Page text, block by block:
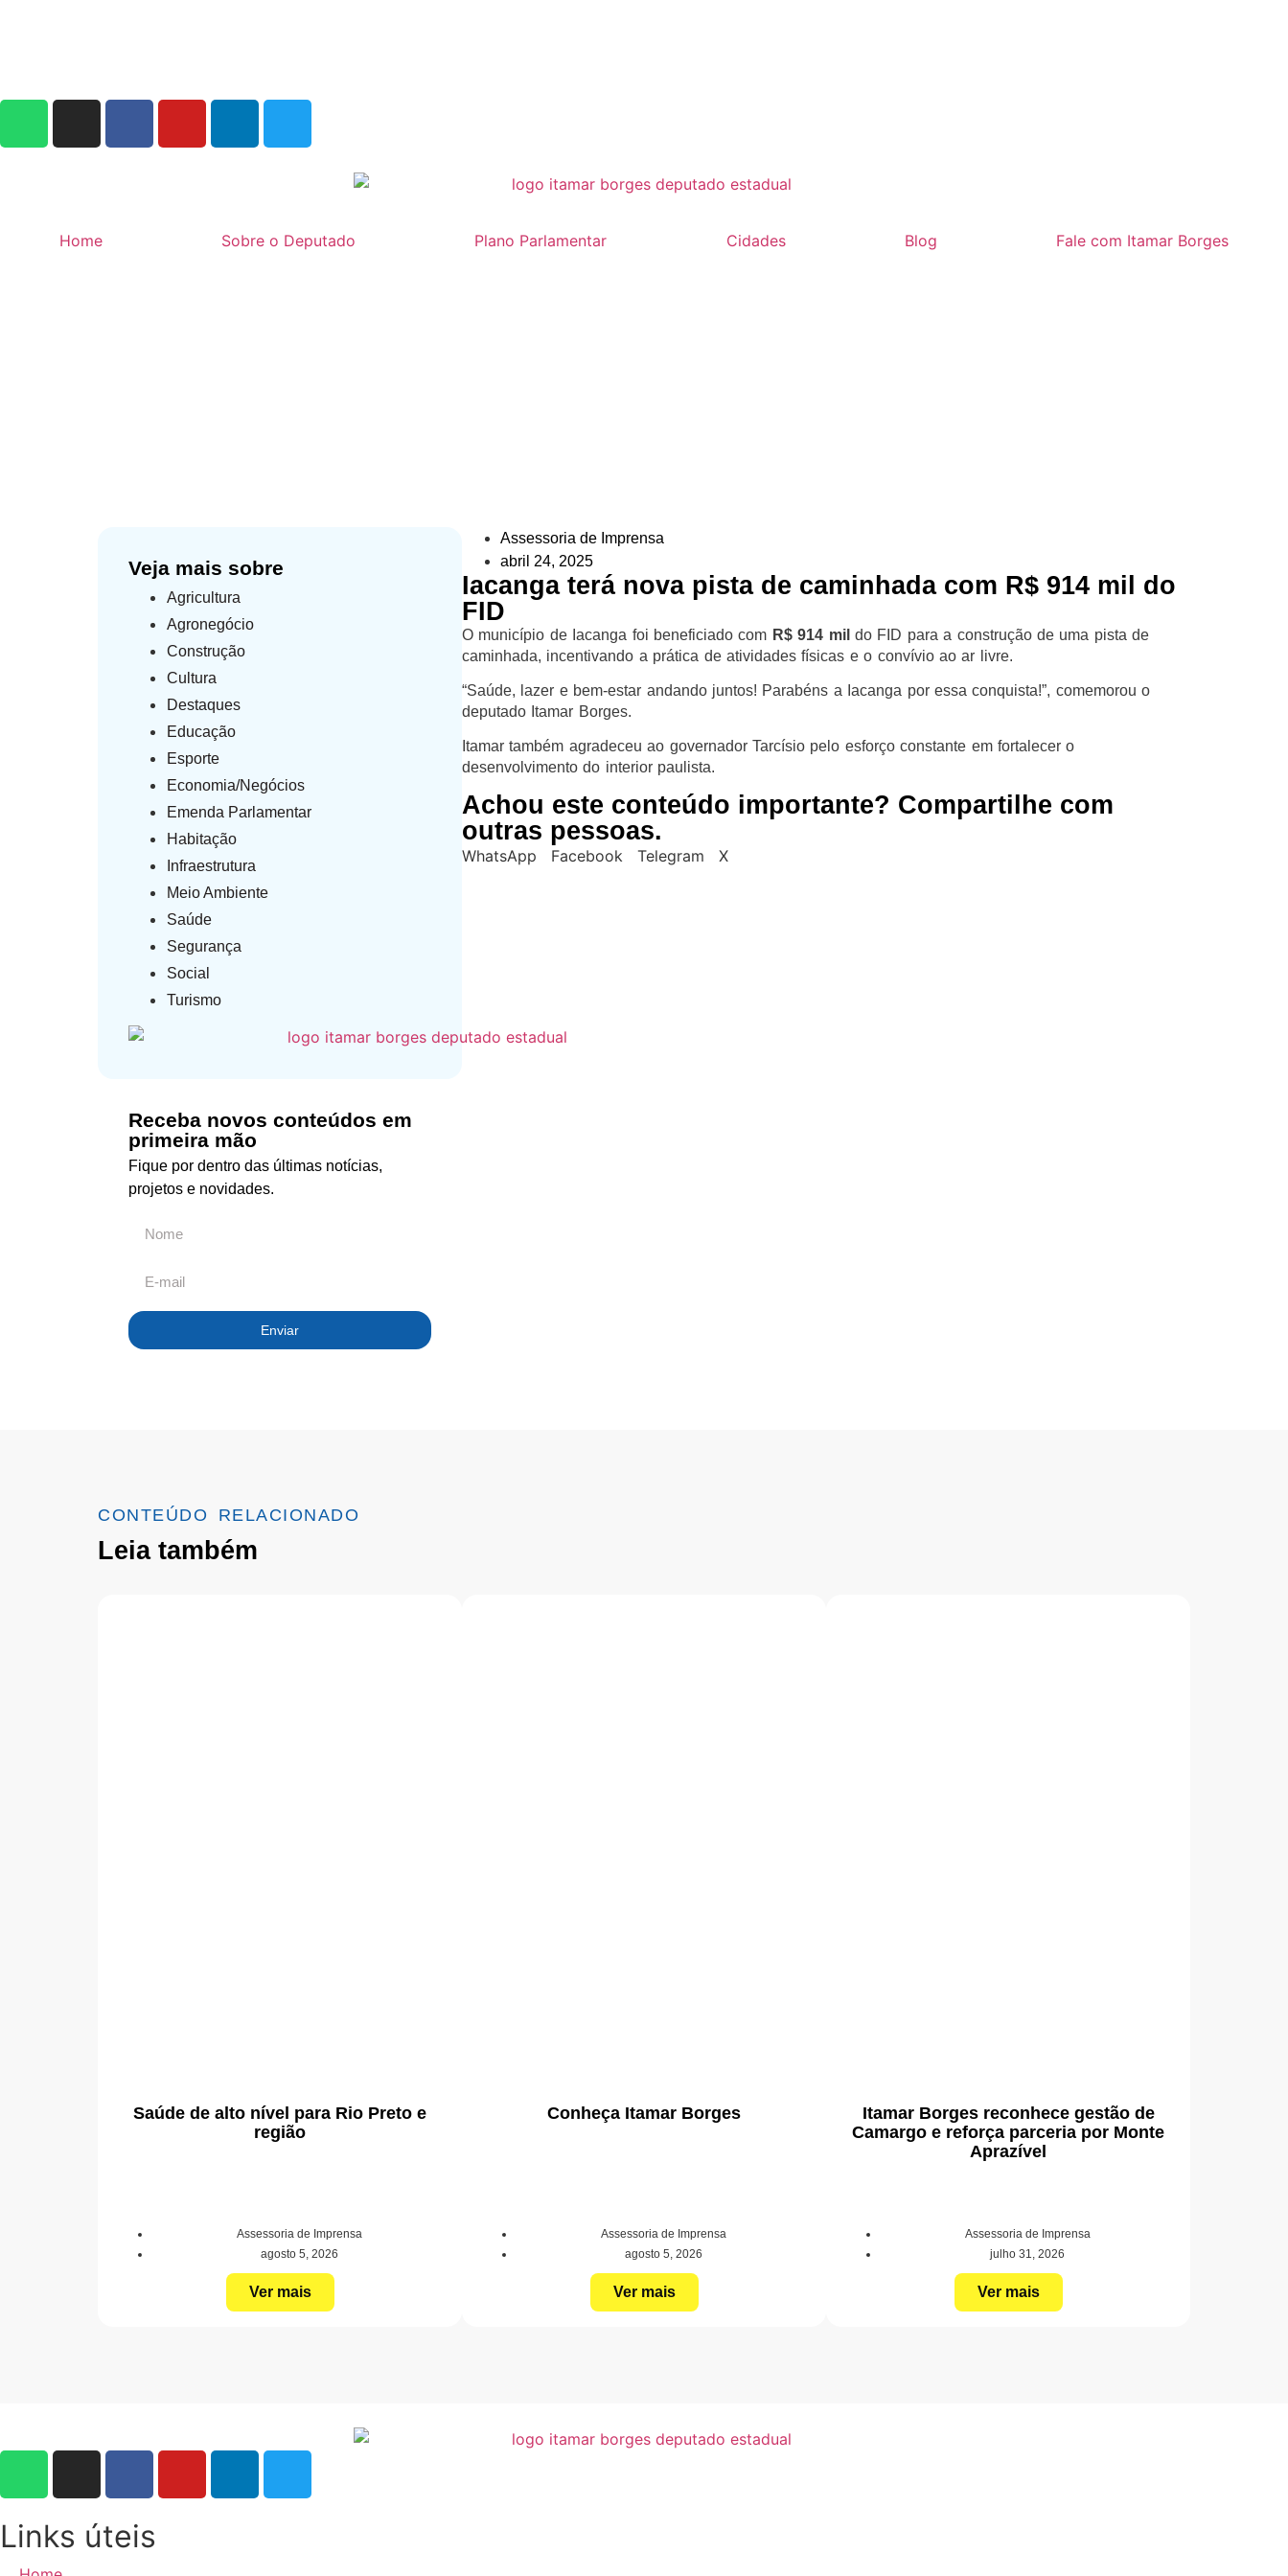
Home Sobre o Deputado Plano Parlamentar Cidades Blog Fale com Itamar Borges
Veja mais sobre
Agricultura
Agronegócio
Construção
Cultura
Destaques
Educação
Esporte
Economia/Negócios
Emenda Parlamentar
Habitação
Infraestrutura
Meio Ambiente
Saúde
Segurança
Social
Turismo
Receba novos conteúdos em
primeira mão
Fique por dentro das últimas notícias,
projetos e novidades.
Enviar
Assessoria de Imprensa
abril 24, 2025
Iacanga terá nova pista de caminhada com R$ 914 mil do
FID
O município de Iacanga foi beneficiado com R$ 914 mil do FID para a construção de uma pista de
caminhada, incentivando a prática de atividades físicas e o convívio ao ar livre.
“Saúde, lazer e bem-estar andando juntos! Parabéns a Iacanga por essa conquista!”, comemorou o
deputado Itamar Borges.
Itamar também agradeceu ao governador Tarcísio pelo esforço constante em fortalecer o
desenvolvimento do interior paulista.
Achou este conteúdo importante? Compartilhe com
outras pessoas.
WhatsApp Facebook Telegram X
CONTEÚDO RELACIONADO
Leia também
Saúde de alto nível para Rio Preto e
região
Assessoria de Imprensa
agosto 5, 2026
Ver mais
Conheça Itamar Borges
Assessoria de Imprensa
agosto 5, 2026
Ver mais
Itamar Borges reconhece gestão de
Camargo e reforça parceria por Monte
Aprazível
Assessoria de Imprensa
julho 31, 2026
Ver mais
Links úteis